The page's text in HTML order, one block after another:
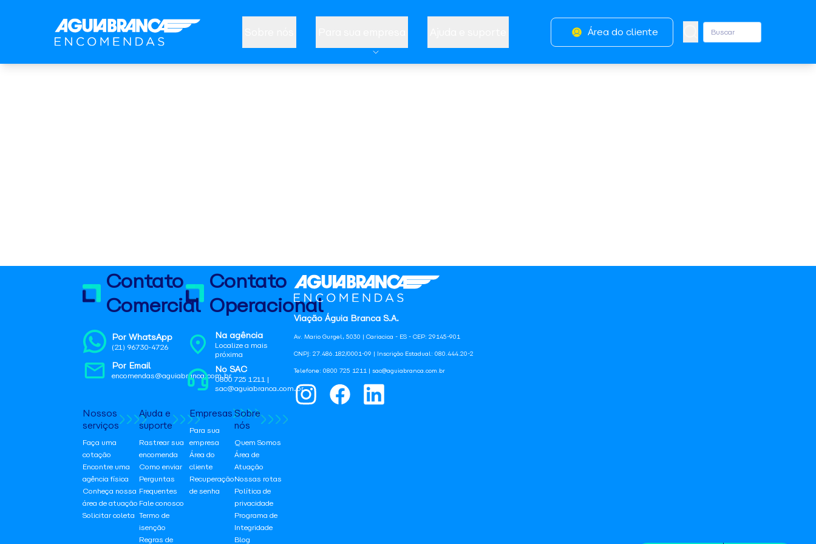
Área do cliente
Viação Águia Branca S.A.
Av. Mario Gurgel, 5030 | Cariacica - ES - CEP: 29145-901
CNPJ: 27.486.182/0001-09 | Inscrição Estadual: 080.444.20-2
Telefone: 0800 725 1211 | sac@aguiabranca.com.br
Contato
Comercial
Por WhatsApp
(21) 96730-4726
Por Email
encomendas@aguiabranca.com.br
Contato
Operacional
Na agência
Localize a mais
próxima
No SAC
0800 725 1211 |
sac@aguiabranca.com.br
Nossos
serviços
Faça uma
cotação
Encontre uma
agência física
Conheça nossa
área de atuação
Solicitar coleta
Ajuda e
suporte
Rastrear sua
encomenda
Como enviar
Perguntas
Frequentes
Fale conosco
Termo de
isenção
Regras de
Empresas
Para sua
empresa
Área do
cliente
Recuperação
de senha
Sobre
nós
Quem Somos
Área de
Atuação
Nossas rotas
Política de
privacidade
Programa de
Integridade
Blog